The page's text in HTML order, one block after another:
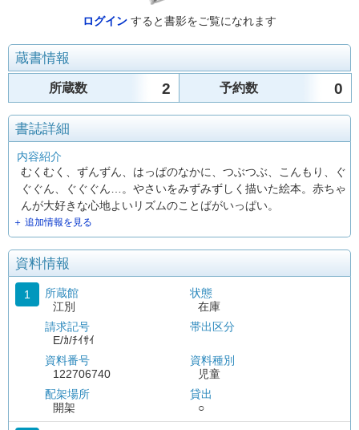
ログイン すると書影をご覧になれます
蔵書情報
所蔵数 2 予約数 0
書誌詳細
内容紹介
むくむく、ずんずん、はっぱのなかに、つぶつぶ、こんもり、ぐ
ぐぐん、ぐぐぐん…。やさいをみずみずしく描いた絵本。赤ちゃ
んが大好きな心地よいリズムのことばがいっぱい。
＋ 追加情報を見る
資料情報
1
所蔵館
江別
請求記号
E/ｶ/ﾁｲｻｲ
資料番号
122706740
配架場所
開架
状態
在庫
帯出区分
資料種別
児童
貸出
○